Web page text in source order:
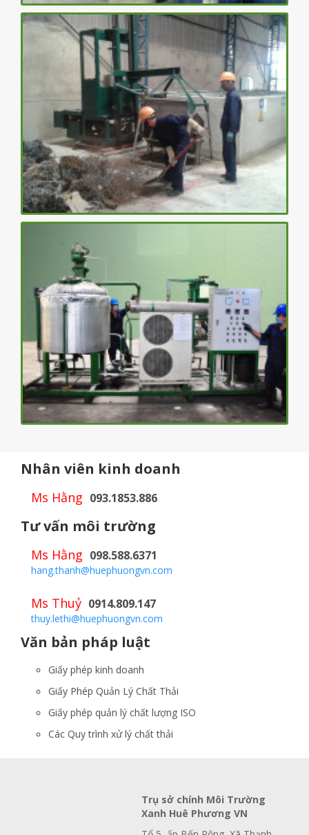
Nhân viên kinh doanh
Ms Hằng 093.1853.886
Tư vấn môi trường
Ms Hằng 098.588.6371
hang.thanh@huephuongvn.com
Ms Thuỷ 0914.809.147
thuy.lethi@huephuongvn.com
Văn bản pháp luật
Giấy phép kinh doanh
Giấy Phép Quản Lý Chất Thải
Giấy phép quản lý chất lượng ISO
Các Quy trình xử lý chất thải
Trụ sở chính Môi Trường
Xanh Huê Phương VN